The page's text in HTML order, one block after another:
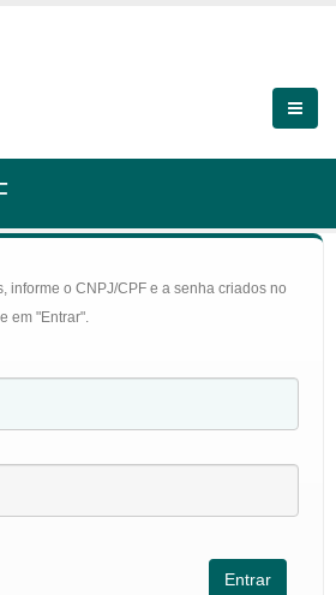
informe o CNPJ/CPF e a senha criados no
em "Entrar".